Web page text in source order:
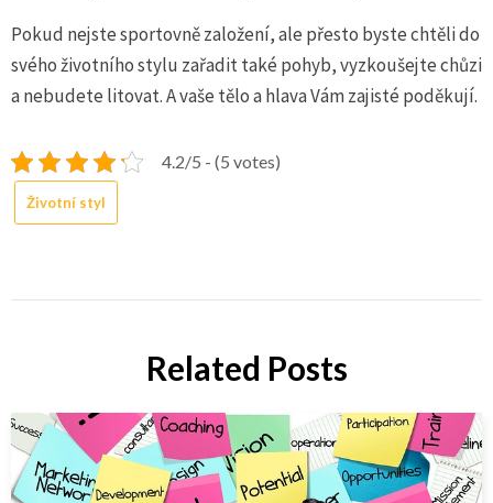
Pokud nejste sportovně založení, ale přesto byste chtěli do
svého životního stylu zařadit také pohyb, vyzkoušejte chůzi
a nebudete litovat. A vaše tělo a hlava Vám zajisté poděkují.
4.2/5 - (5 votes)
Životní styl
Related Posts